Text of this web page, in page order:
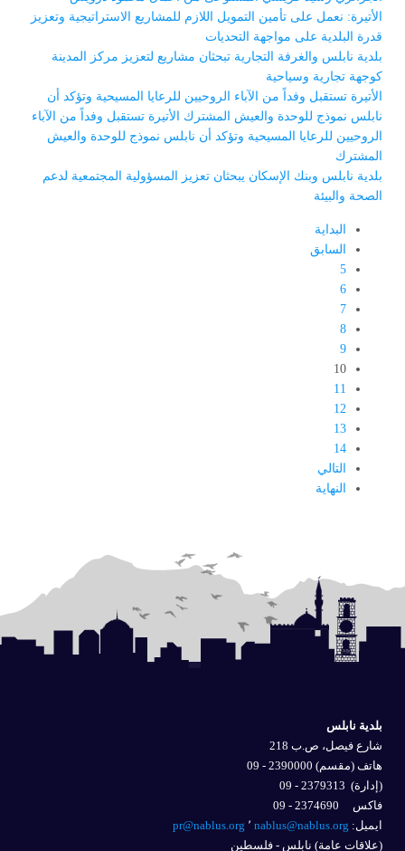
الأتيرة: نعمل على تأمين التمويل اللازم للمشاريع الاستراتيجية وتعزيز
قدرة البلدية على مواجهة التحديات
بلدية نابلس والغرفة التجارية تبحثان مشاريع لتعزيز مركز المدينة
كوجهة تجارية وسياحية
الأتيرة تستقبل وفداً من الآباء الروحيين للرعايا المسيحية وتؤكد أن
نابلس نموذج للوحدة والعيش المشترك الأتيرة تستقبل وفداً من الآباء
الروحيين للرعايا المسيحية وتؤكد أن نابلس نموذج للوحدة والعيش
المشترك
بلدية نابلس وبنك الإسكان يبحثان تعزيز المسؤولية المجتمعية لدعم
الصحة والبيئة
البداية
السابق
5
6
7
8
9
10
11
12
13
14
التالي
النهاية
بلدية نابلس
شارع فيصل، ص.ب 218
هاتف (مقسم) 2390000 - 09
(إدارة)
فاكس 2374690 - 09
ايميل: nablus@nablus.org
pr@nablus.org
(علاقات عامة) نابلس - فلسطين